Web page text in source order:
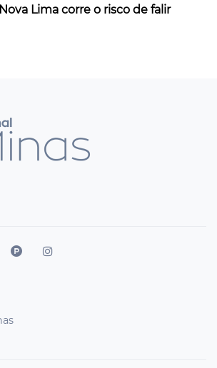
Lima corre o risco de falir